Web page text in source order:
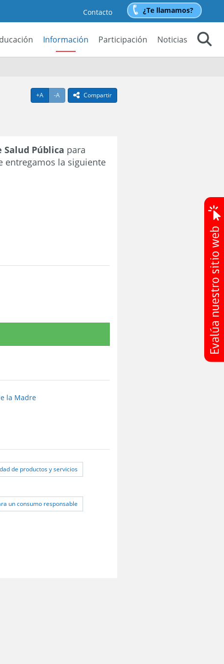
Contacto ¿Te llamamos?
Información Participación
Noticias
+A Agrandar texto
-A Achicar textoicono compartir
Compartir
Pública para
entregamos la siguiente
la Madre
de productos y servicios
un consumo responsable